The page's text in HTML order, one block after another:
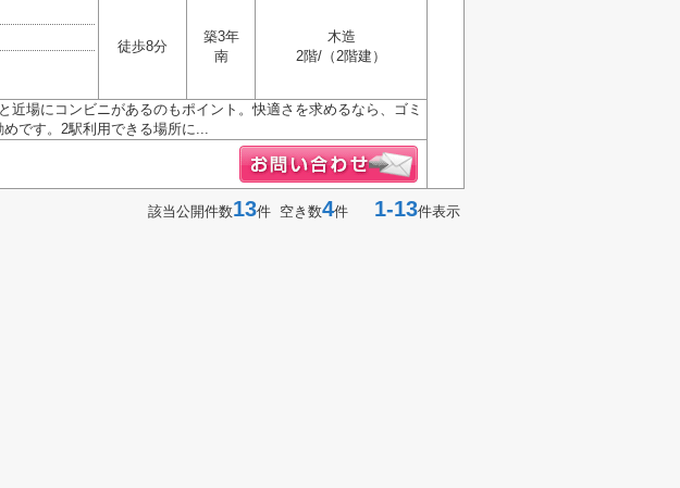
徒歩8分
築3年
南
木造
2階/（2階建）
近場にコンビニがあるのもポイント。快適さを求めるなら、ゴミ
です。2駅利用できる場所に...
該当公開件数13件 空き数4件 1-13件表示